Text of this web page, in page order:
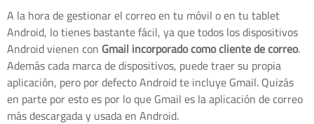
A la hora de gestionar el correo en tu móvil o en tu tablet
Android, lo tienes bastante fácil, ya que todos los dispositivos
Android vienen con Gmail incorporado como cliente de correo.
Además cada marca de dispositivos, puede traer su propia
aplicación, pero por defecto Android te incluye Gmail. Quizás
en parte por esto es por lo que Gmail es la aplicación de correo
más descargada y usada en Android.